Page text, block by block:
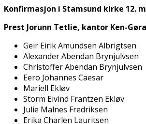
Konfirmasjon i Stamsund kirke 12.
Prest Jorunn Tetlie, kantor Ken-
Geir Eirik Amundsen Albrigtsen
Alexander Abendan Brynjulvsen
Christoffer Abendan Brynjulvsen
Eero Johannes Caesar
Mariell Ekløv
Storm Eivind Frantzen Ekløv
Julie Malnes Fredriksen
Erika Charlen Lauritsen